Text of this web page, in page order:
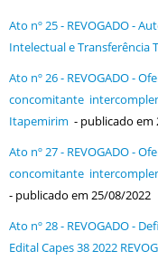
Ato nº 25 - REVOGADO -
Intelectual e Transferência
Ato nº 26 - REVOGADO -
concomitante
Itapemirim - publicado em
Ato nº 27 - REVOGADO -
concomitante
- publicado em 25/08/2022
Ato nº 28 - REVOGADO -
Edital Capes 38 2022